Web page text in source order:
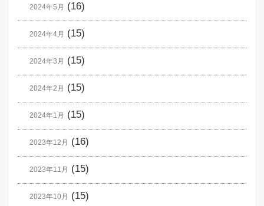
2024年5月 (16)
2024年4月 (15)
2024年3月 (15)
2024年2月 (15)
2024年1月 (15)
2023年12月 (16)
2023年11月 (15)
2023年10月 (15)